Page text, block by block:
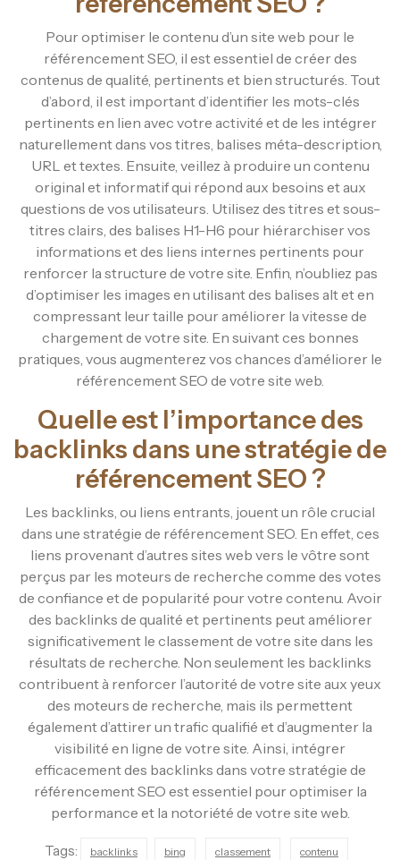
Pour optimiser le contenu d’un site web pour le
référencement SEO, il est essentiel de créer des
contenus de qualité, pertinents et bien structurés. Tout
d’abord, il est important d’identifier les mots-clés
pertinents en lien avec votre activité et de les intégrer
naturellement dans vos titres, balises méta-description,
URL et textes. Ensuite, veillez à produire un contenu
original et informatif qui répond aux besoins et aux
questions de vos utilisateurs. Utilisez des titres et sous-
titres clairs, des balises H1-H6 pour hiérarchiser vos
informations et des liens internes pertinents pour
renforcer la structure de votre site. Enfin, n’oubliez pas
d’optimiser les images en utilisant des balises alt et en
compressant leur taille pour améliorer la vitesse de
chargement de votre site. En suivant ces bonnes
pratiques, vous augmenterez vos chances d’améliorer le
référencement SEO de votre site web.
Quelle est l’importance des
backlinks dans une stratégie de
référencement SEO ?
Les backlinks, ou liens entrants, jouent un rôle crucial
dans une stratégie de référencement SEO. En effet, ces
liens provenant d’autres sites web vers le vôtre sont
perçus par les moteurs de recherche comme des votes
de confiance et de popularité pour votre contenu. Avoir
des backlinks de qualité et pertinents peut améliorer
significativement le classement de votre site dans les
résultats de recherche. Non seulement les backlinks
contribuent à renforcer l’autorité de votre site aux yeux
des moteurs de recherche, mais ils permettent
également d’attirer un trafic qualifié et d’augmenter la
visibilité en ligne de votre site. Ainsi, intégrer
efficacement des backlinks dans votre stratégie de
référencement SEO est essentiel pour optimiser la
performance et la notoriété de votre site web.
Tags: backlinks bing classement contenu